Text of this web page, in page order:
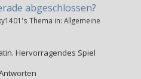
abgeschlossen?
's Thema in: Allgemeine
Hervorragendes Spiel